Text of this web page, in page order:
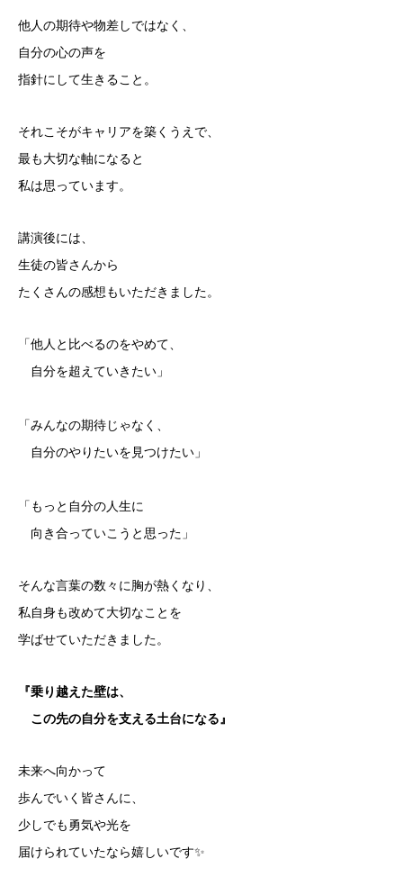
他人の期待や物差しではなく、
自分の心の声を
指針にして生きること。
それこそがキャリアを築くうえで、
最も大切な軸になると
私は思っています。
講演後には、
生徒の皆さんから
たくさんの感想もいただきました。
「他人と比べるのをやめて、
自分を超えていきたい」
「みんなの期待じゃなく、
自分のやりたいを見つけたい」
「もっと自分の人生に
向き合っていこうと思った」
そんな言葉の数々に胸が熱くなり、
私自身も改めて大切なことを
学ばせていただきました。
『乗り越えた壁は、
この先の自分を支える土台になる』
未来へ向かって
歩んでいく皆さんに、
少しでも勇気や光を
届けられていたなら嬉しいです✨